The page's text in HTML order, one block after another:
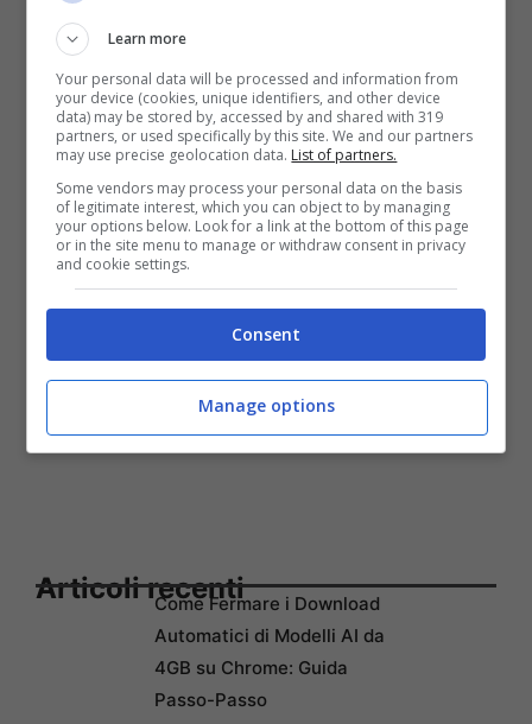
Un ringraziamento a tutti i partner dell’
evento; sponsor ufficiale: Birra Cismo,
www.gaetamedievale.come RadioSpazioBlu.
Sarà un tuffo nel passato, una grande
Articoli recentiCome Fermare i Download
Automatici di Modelli AI da
4GB su Chrome: Guida
Passo-Passo
Learn more
Your personal data will be processed and information from
your device (cookies, unique identifiers, and other device
data) may be stored by, accessed by and shared with 319
partners, or used specifically by this site. We and our partners
may use precise geolocation data. List of partners.
Some vendors may process your personal data on the basis
of legitimate interest, which you can object to by managing
your options below. Look for a link at the bottom of this page
or in the site menu to manage or withdraw consent in privacy
and cookie settings.
Consent
Manage options